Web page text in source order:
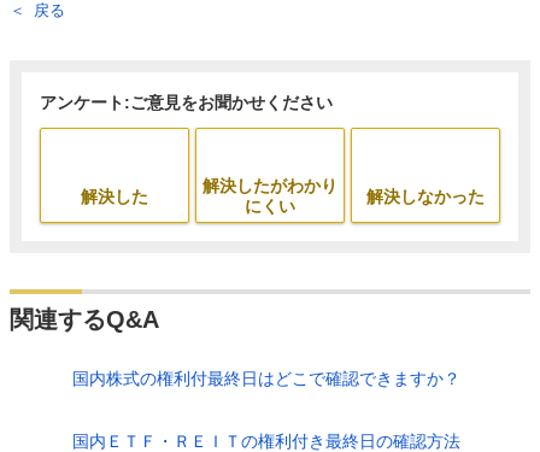
戻る
アンケート:ご意見をお聞かせください
解決した
解決したがわかり
にくい
解決しなかった
関連するQ&A
国内株式の権利付最終日はどこで確認できますか？
国内ＥＴＦ・ＲＥＩＴの権利付き最終日の確認方法